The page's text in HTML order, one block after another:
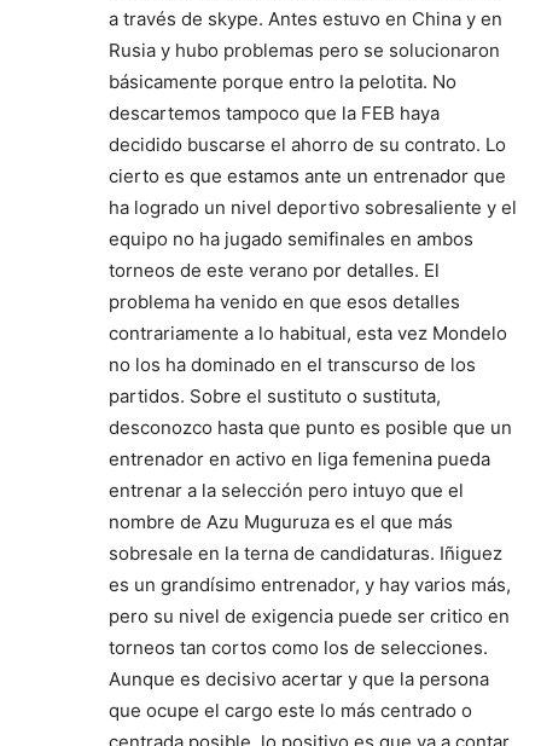
a través de skype. Antes estuvo en China y en
Rusia y hubo problemas pero se solucionaron
básicamente porque entro la pelotita. No
descartemos tampoco que la FEB haya
decidido buscarse el ahorro de su contrato. Lo
cierto es que estamos ante un entrenador que
ha logrado un nivel deportivo sobresaliente y el
equipo no ha jugado semifinales en ambos
torneos de este verano por detalles. El
problema ha venido en que esos detalles
contrariamente a lo habitual, esta vez Mondelo
no los ha dominado en el transcurso de los
partidos. Sobre el sustituto o sustituta,
desconozco hasta que punto es posible que un
entrenador en activo en liga femenina pueda
entrenar a la selección pero intuyo que el
nombre de Azu Muguruza es el que más
sobresale en la terna de candidaturas. Iñiguez
es un grandísimo entrenador, y hay varios más,
pero su nivel de exigencia puede ser critico en
torneos tan cortos como los de selecciones.
Aunque es decisivo acertar y que la persona
que ocupe el cargo este lo más centrado o